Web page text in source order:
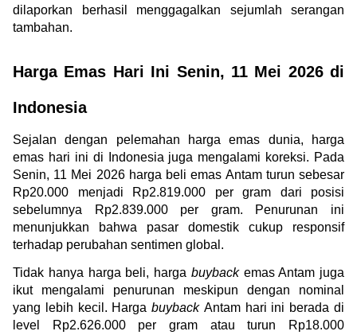
dilaporkan berhasil menggagalkan sejumlah serangan
tambahan.
Harga Emas Hari Ini Senin, 11 Mei 2026 di
Indonesia
Sejalan dengan pelemahan harga emas dunia, harga
emas hari ini di Indonesia juga mengalami koreksi. Pada
Senin, 11 Mei 2026 harga beli emas Antam turun sebesar
Rp20.000 menjadi Rp2.819.000 per gram dari posisi
sebelumnya Rp2.839.000 per gram. Penurunan ini
menunjukkan bahwa pasar domestik cukup responsif
terhadap perubahan sentimen global.
Tidak hanya harga beli, harga buyback emas Antam juga
ikut mengalami penurunan meskipun dengan nominal
yang lebih kecil. Harga buyback Antam hari ini berada di
level Rp2.626.000 per gram atau turun Rp18.000